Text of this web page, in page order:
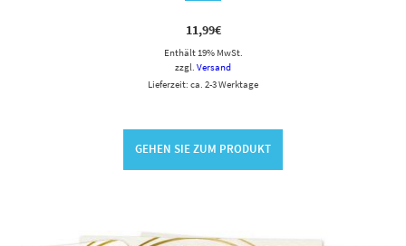
11,99€
Enthält 19% MwSt.
zzgl. Versand
Lieferzeit: ca. 2-3 Werktage
GEHEN SIE ZUM PRODUKT